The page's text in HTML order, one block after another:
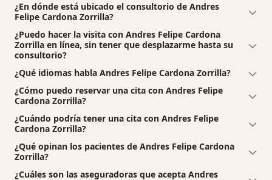
¿En dónde está ubicado el consultorio de Andres
Felipe Cardona Zorrilla?
¿Puedo hacer la visita con Andres Felipe Cardona
Zorrilla en línea, sin tener que desplazarme hasta su
consultorio?
¿Qué idiomas habla Andres Felipe Cardona Zorrilla?
¿Cómo puedo reservar una cita con Andres Felipe
Cardona Zorrilla?
¿Cuándo podría tener una cita con Andres Felipe
Cardona Zorrilla?
¿Qué opinan los pacientes de Andres Felipe Cardona
Zorrilla?
¿Cuáles son las aseguradoras que acepta Andres